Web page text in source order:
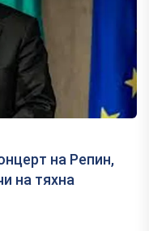
на Репин,
на тяхна